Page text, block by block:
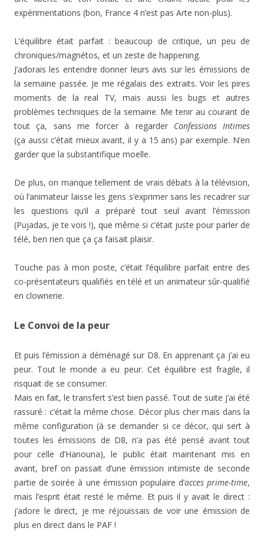
expérimentations (bon, France 4 n’est pas Arte non-plus).
L’équilibre était parfait : beaucoup de critique, un peu de
chroniques/magnétos, et un zeste de happening.
J’adorais les entendre donner leurs avis sur les émissions de
la semaine passée. Je me régalais des extraits. Voir les pires
moments de la real TV, mais aussi les bugs et autres
problèmes techniques de la semaine. Me tenir au courant de
tout ça, sans me forcer à regarder Confessions Intimes
(ça aussi c’était mieux avant, il y a 15 ans) par exemple. N’en
garder que la substantifique moelle.
De plus, on manque tellement de vrais débats à la télévision,
où l’animateur laisse les gens s’exprimer sans les recadrer sur
les questions qu’il a préparé tout seul avant l’émission
(Pujadas, je te vois !), que même si c’était juste pour parler de
télé, ben rien que ça ça faisait plaisir.
Touche pas à mon poste, c’était l’équilibre parfait entre des
co-présentateurs qualifiés en télé et un animateur sûr-qualifié
en clownerie.
Le Convoi de la peur
Et puis l’émission a déménagé sur D8. En apprenant ça j’ai eu
peur. Tout le monde a eu peur. Cet équilibre est fragile, il
risquait de se consumer.
Mais en fait, le transfert s’est bien passé. Tout de suite j’ai été
rassuré : c’était la même chose. Décor plus cher mais dans la
même configuration (à se demander si ce décor, qui sert à
toutes les émissions de D8, n’a pas été pensé avant tout
pour celle d’Hanouna), le public était maintenant mis en
avant, bref on passait d’une émission intimiste de seconde
partie de soirée à une émission populaire d’acces prime-time,
mais l’esprit était resté le même. Et puis il y avait le direct :
j’adore le direct, je me réjouissais de voir une émission de
plus en direct dans le PAF !